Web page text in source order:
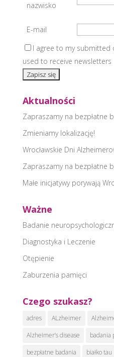
nazwisko
E-mail
I agree to my
used to receive newsletters
Aktualności
Zapraszamy na bezpłatne
Zmieniamy lokalizację!
Wrocławskie Dni
Zapraszamy na bezpłatne
Małe inicjatywy porywają
Ważne
Badanie
Diagnostyka i Leczenie
Otępienie
Zaburzenia pamięci
Czego szukasz?
adres ALzheimer
Alzheimer’s disease
badania
bezpłatne badania
białko tau